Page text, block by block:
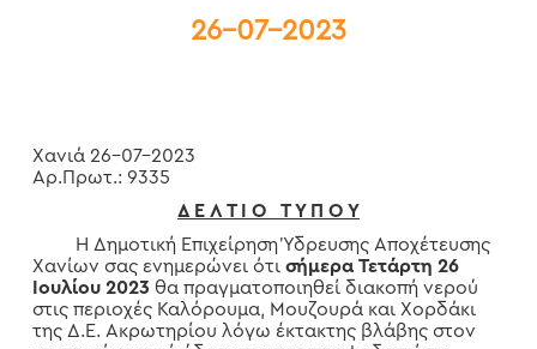
26-07-2023
Χανιά 26-07-2023
Αρ.Πρωτ.: 9335
Δ Ε Λ Τ Ι Ο Τ Υ Π Ο Υ
Η Δημοτική Επιχείρηση Ύδρευσης Αποχέτευσης
Χανίων σας ενημερώνει ότι σήμερα Τετάρτη 26
Ιουλίου 2023 θα πραγματοποιηθεί διακοπή νερού
στις περιοχές Καλόρουμα, Μουζουρά και Χορδάκι
της Δ.Ε. Ακρωτηρίου λόγω έκτακτης βλάβης στον